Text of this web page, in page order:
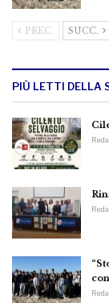
PREC. SUCC.
PIÙ LETTI DELLA